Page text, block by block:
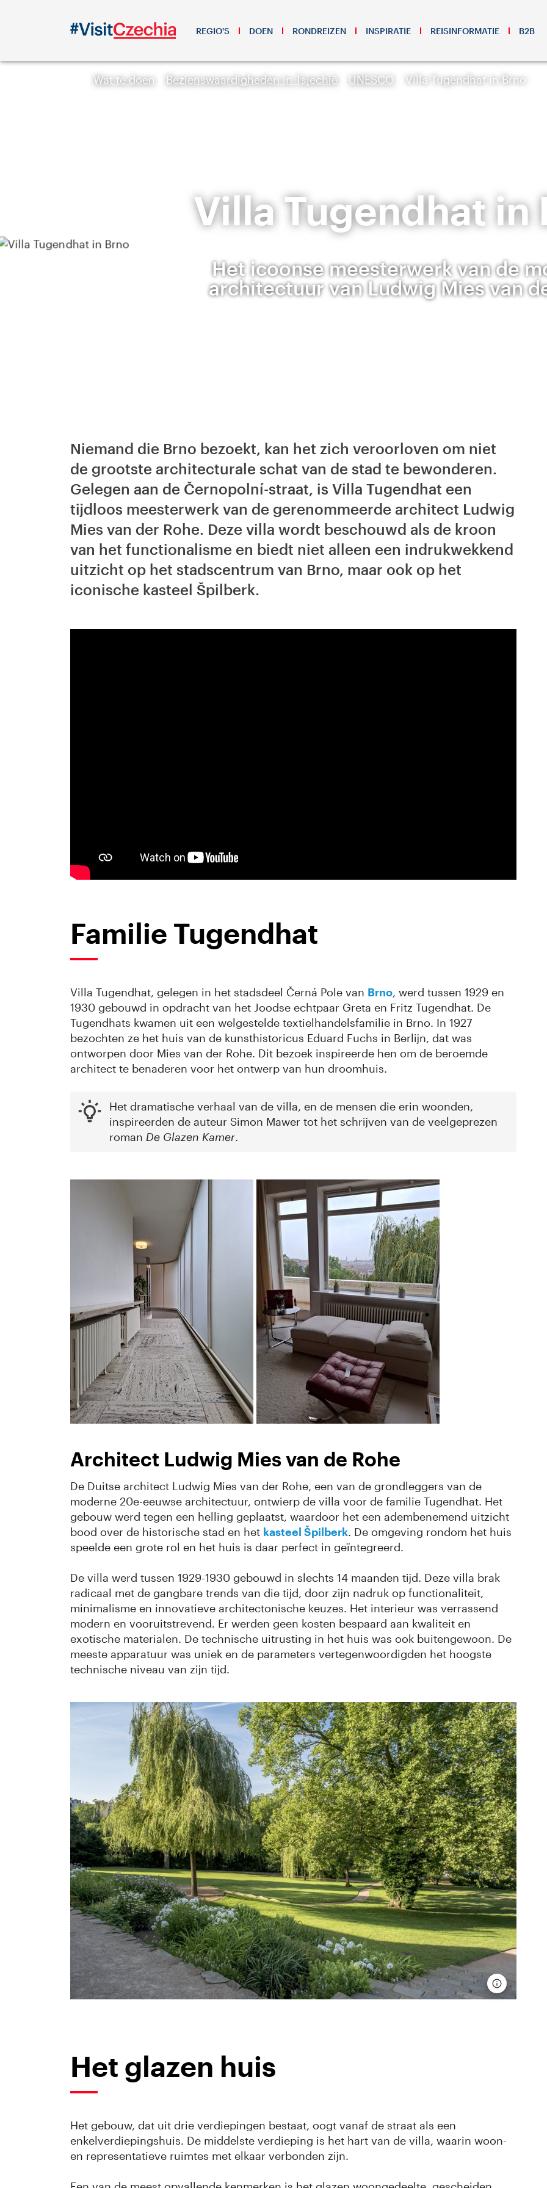
REGIO'S DOEN RONDREIZEN INSPIRATIE REISINFORMATIE B2B
Wat te doen Bezienswaardigheden in Tsjechië UNESCO Villa Tugendhat in Brno
Villa Tugendhat in
Het icoonse meesterwerk van de
architectuur van Ludwig Mies van
Niemand die Brno bezoekt, kan het zich veroorloven om niet
de grootste architecturale schat van de stad te bewonderen.
Gelegen aan de Černopolní-straat, is Villa Tugendhat een
tijdloos meesterwerk van de gerenommeerde architect Ludwig
Mies van der Rohe. Deze villa wordt beschouwd als de kroon
van het functionalisme en biedt niet alleen een indrukwekkend
uitzicht op het stadscentrum van Brno, maar ook op het
iconische kasteel Špilberk.
Familie Tugendhat
Villa Tugendhat, gelegen in het stadsdeel Černá Pole van Brno, werd tussen 1929 en
1930 gebouwd in opdracht van het Joodse echtpaar Greta en Fritz Tugendhat. De
Tugendhats kwamen uit een welgestelde textielhandelsfamilie in Brno. In 1927
bezochten ze het huis van de kunsthistoricus Eduard Fuchs in Berlijn, dat was
ontworpen door Mies van der Rohe. Dit bezoek inspireerde hen om de beroemde
architect te benaderen voor het ontwerp van hun droomhuis.
Het dramatische verhaal van de villa, en de mensen die erin woonden,
inspireerden de auteur Simon Mawer tot het schrijven van de veelgeprezen
roman De Glazen Kamer.
Architect Ludwig Mies van de Rohe
De Duitse architect Ludwig Mies van der Rohe, een van de grondleggers van de
moderne 20e-eeuwse architectuur, ontwierp de villa voor de familie Tugendhat. Het
gebouw werd tegen een helling geplaatst, waardoor het een adembenemend uitzicht
bood over de historische stad en het kasteel Špilberk. De omgeving rondom het huis
speelde een grote rol en het huis is daar perfect in geïntegreerd.
De villa werd tussen 1929-1930 gebouwd in slechts 14 maanden tijd. Deze villa brak
radicaal met de gangbare trends van die tijd, door zijn nadruk op functionaliteit,
minimalisme en innovatieve architectonische keuzes. Het interieur was verrassend
modern en vooruitstrevend. ​Er werden geen kosten bespaard aan kwaliteit en
exotische materialen. De technische uitrusting in het huis was ook buitengewoon. De
meeste apparatuur was uniek en de parameters vertegenwoordigden het hoogste
technische niveau van zijn tijd.
Het glazen huis
Het gebouw, dat uit drie verdiepingen bestaat, oogt vanaf de straat als een
enkelverdiepingshuis. De middelste verdieping is het hart van de villa, waarin woon-
en representatieve ruimtes met elkaar verbonden zijn.